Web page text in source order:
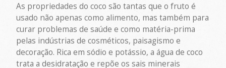
As propriedades do coco são tantas que o fruto é
usado não apenas como alimento, mas também para
curar problemas de saúde e como matéria-prima
pelas indústrias de cosméticos, paisagismo e
decoração. Rica em sódio e potássio, a água de coco
trata a desidratação e repõe os sais minerais